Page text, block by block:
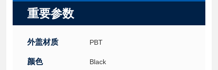
重要参数
外盖材质 PBT
颜色 Black